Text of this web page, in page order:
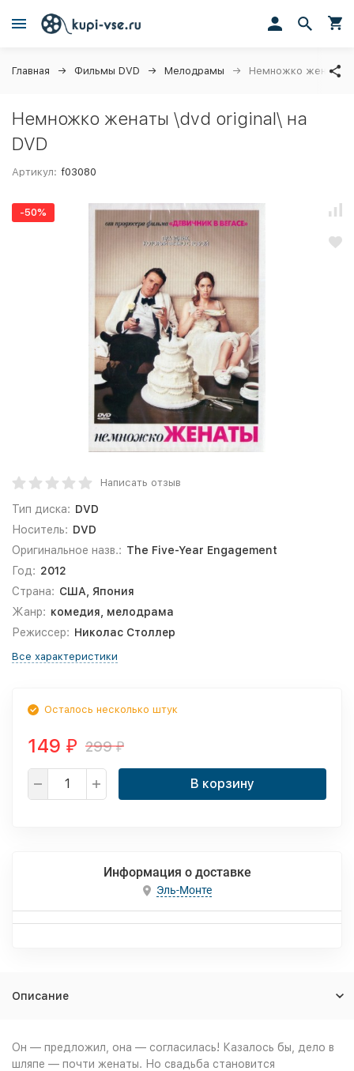
Главная Фильмы DVD Мелодрамы Немножко женаты
Немножко женаты \dvd original\ на
DVD
Артикул: f03080
-50%
Написать отзыв
Тип диска: DVD
Носитель: DVD
Оригинальное назв.: The Five-Year Engagement
Год: 2012
Страна: США, Япония
Жанр: комедия, мелодрама
Режиссер: Николас Столлер
Все характеристики
Осталось несколько штук
149 ₽ 299₽
В корзину
Информация о доставке
Эль-Монте
Описание
Он — предложил, она — согласилась! Казалось бы, дело в
шляпе — почти женаты. Но свадьба становится